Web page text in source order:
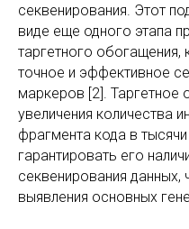
секвенирования. Этот
виде еще одного этапа
таргетного
точное и эффективное
маркеров [2].
увеличения количества
фрагмента кода в
гарантировать его
секвенирования данных,
выявления основных